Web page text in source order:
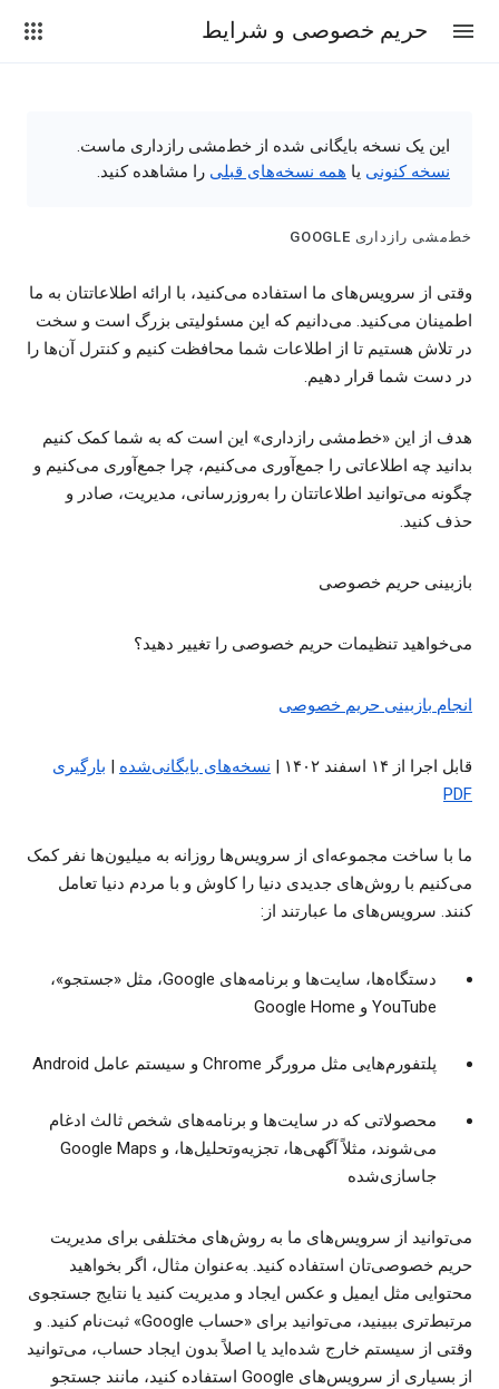
حریم خصوصی و شرایط
این یک نسخه بایگانی شده از خط‌مشی رازداری ماست.
نسخه کنونی یا همه نسخه‌های قبلی را مشاهده کنید.
خط‌مشی رازداری GOOGLE
وقتی از سرویس‌های ما استفاده می‌کنید، با ارائه اطلاعاتتان به ما
اطمینان می‌کنید. می‌دانیم که این مسئولیتی بزرگ است و سخت
در تلاش هستیم تا از اطلاعات شما محافظت کنیم و کنترل آن‌ها را
در دست شما قرار دهیم.
هدف از این «خط‌مشی رازداری» این است که به شما کمک کنیم
بدانید چه اطلاعاتی را جمع‌آوری می‌کنیم، چرا جمع‌آوری می‌کنیم و
چگونه می‌توانید اطلاعاتتان را به‌روزرسانی، مدیریت، صادر و
حذف کنید.
بازبینی حریم خصوصی
می‌خواهید تنظیمات حریم خصوصی را تغییر دهید؟
انجام بازبینی حریم خصوصی
قابل اجرا از ۱۴ اسفند ۱۴۰۲ | نسخه‌های بایگانی‌شده | بارگیری
PDF
ما با ساخت مجموعه‌ای از سرویس‌ها روزانه به میلیون‌ها نفر کمک
می‌کنیم با روش‌های جدیدی دنیا را کاوش و با مردم دنیا تعامل
کنند. سرویس‌های ما عبارتند از:
دستگاه‌ها، سایت‌ها و برنامه‌های Google، مثل «جستجو»،
YouTube و Google Home
پلتفورم‌هایی مثل مرورگر Chrome و سیستم عامل Android
محصولاتی که در سایت‌ها و برنامه‌های شخص ثالث ادغام
می‌شوند، مثلاً آگهی‌ها، تجزیه‌وتحلیل‌ها، و Google Maps
جاسازی‌شده
می‌توانید از سرویس‌های ما به روش‌های مختلفی برای مدیریت
حریم خصوصی‌تان استفاده کنید. به‌عنوان مثال، اگر بخواهید
محتوایی مثل ایمیل و عکس ایجاد و مدیریت کنید یا نتایج جستجوی
مرتبط‌تری ببینید، می‌توانید برای «حساب Google» ثبت‌نام کنید. و
وقتی از سیستم خارج شده‌اید یا اصلاً بدون ایجاد حساب، می‌توانید
از بسیاری از سرویس‌های Google استفاده کنید، مانند جستجو